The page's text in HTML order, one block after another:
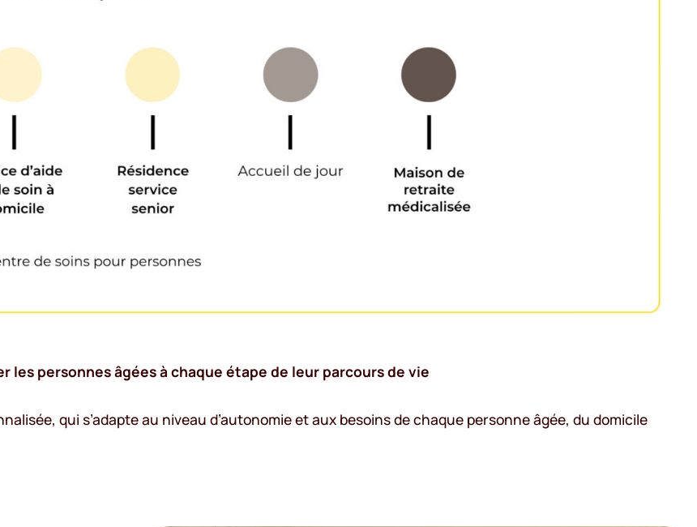
personnes âgées à chaque étape de leur parcours de vie
qui s’adapte au niveau d’autonomie et aux besoins de chaque personne âgée, du domicile